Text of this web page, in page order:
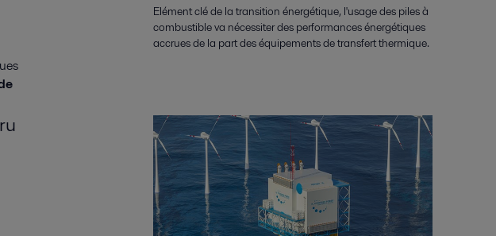
Elément clé de la transition énergétique, l'usage des piles à
combustible va nécessiter des performances énergétiques
accrues de la part des équipements de transfert thermique.